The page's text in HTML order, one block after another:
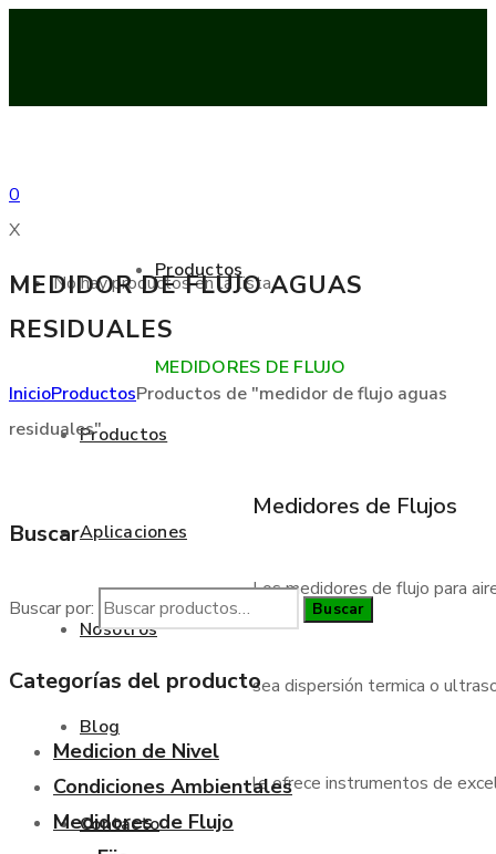
0
X
No hay productos en la lista
Productos
Aplicaciones
Nosotros
Blog
Contacto
Productos
MEDIDORES DE FLUJO
Medidores de Flujos
Los medidores de flujo para
sea dispersión termica o
le ofrece instrumentos de
MEDIDOR DE FLUJO AGUAS
RESIDUALES
InicioProductosProductos de "medidor de flujo aguas
residuales"
Buscar
Buscar por: Buscar
Categorías del producto
Medicion de Nivel
Condiciones Ambientales
Medidores de Flujo